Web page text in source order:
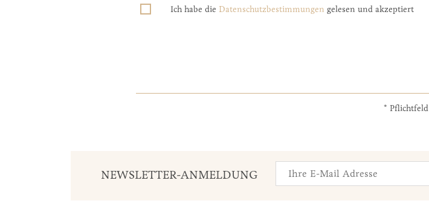
Ich habe die Datenschutz­bestimmungen gelesen und akzeptiert
* Pflichtfeld
NEWSLETTER-ANMELDUNG